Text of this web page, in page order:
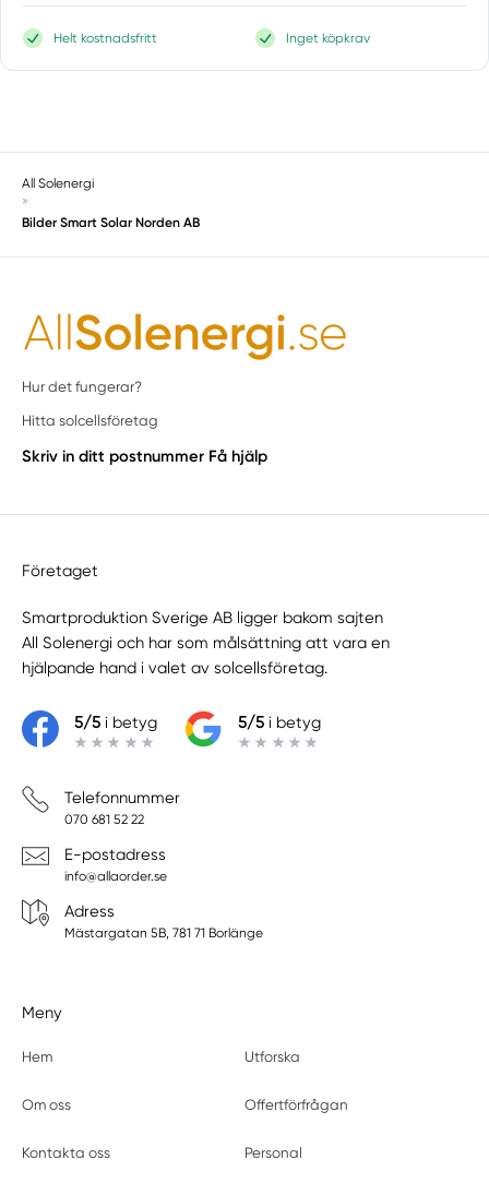
Helt kostnadsfritt Inget köpkrav
All Solenergi
»
Bilder Smart Solar Norden AB
Hur det fungerar?
Hitta solcellsföretag
Skriv in ditt postnummer Få hjälp
Företaget
Smartproduktion Sverige AB ligger bakom sajten
All Solenergi och har som målsättning att vara en
hjälpande hand i valet av solcellsföretag.
5/5i betyg 5/5i betyg
Telefonnummer
070 681 52 22
E-postadress
info@allaorder.se
Adress
Mästargatan 5B, 781 71 Borlänge
Meny
Hem Utforska
Om oss Offertförfrågan
Kontakta oss Personal